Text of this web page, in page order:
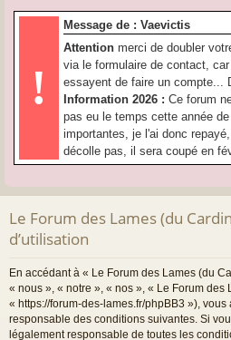
pi s
!
Message de : Vaevictis
Attention merci de doubler
via le formulaire de contact,
essayent de faire un compte...
Information 2026 : Ce forum
pas eu le temps cette année
importantes, je l'ai donc
décolle pas, il sera coupé en
Le Forum des Lames (du
d’utilisation
En accédant à « Le Forum des Lames (du
« nous », « notre », « nos », « Le Forum des
« https://forum-des-lames.fr/phpBB3 »), vous
responsable des conditions suivantes. Si
légalement responsable de toutes les